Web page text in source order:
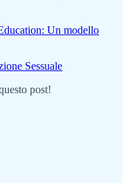
Un modello
Sessuale
post!